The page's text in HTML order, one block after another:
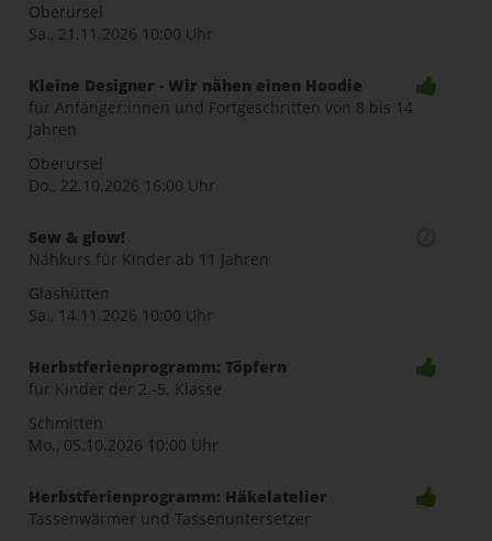
Oberursel
Sa., 21.11.2026 10:00 Uhr
Kleine Designer - Wir nähen einen Hoodie
für Anfänger:innen und Fortgeschritten von 8 bis 14
Jahren
Oberursel
Do., 22.10.2026 16:00 Uhr
Sew & glow!
Nähkurs für Kinder ab 11 Jahren
Glashütten
Sa., 14.11.2026 10:00 Uhr
Herbstferienprogramm: Töpfern
für Kinder der 2.-5. Klasse
Schmitten
Mo., 05.10.2026 10:00 Uhr
Herbstferienprogramm: Häkelatelier
Tassenwärmer und Tassenuntersetzer